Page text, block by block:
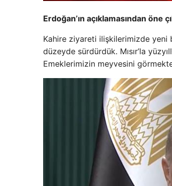
Erdoğan’ın açıklamasından öne
Kahire ziyareti ilişkilerimizde yeni
düzeyde sürdürdük. Mısır’la
Emeklerimizin meyvesini